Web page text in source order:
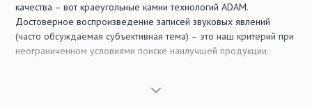
качества – вот краеугольные камни технологий ADAM.
Достоверное воспроизведение записей звуковых явлений
(часто обсуждаемая субъективная тема) – это наш критерий при
неограниченном условиями поиске наилучшей продукции.
музыкальный и акустический опыт, учитывали информацию